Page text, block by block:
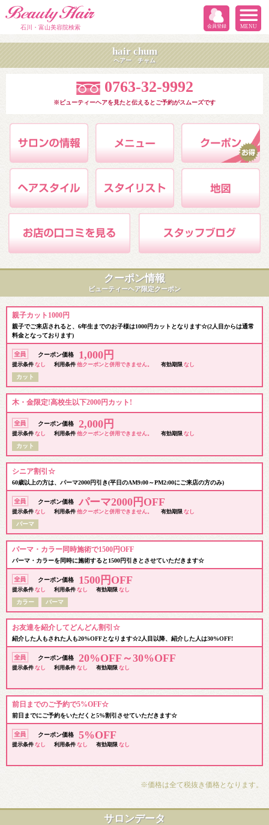
石川・富山美容院検索 MENU
会員登録
hair chum
ヘアー チャム
0763-32-9992
※ビューティーヘアを見たと伝えるとご予約がスムーズです
クーポン情報
ビューティーヘア限定クーポン
親子カット1000円
親子でご来店されると、6年生までのお子様は1000円カットとなります☆(2人目からは通常
料金となっております)
クーポン価格 1,000円
提示条件 なし 利用条件 他クーポンと併用できません。 有効期限 なし
カット
木・金限定!高校生以下2000円カット!
クーポン価格 2,000円
提示条件 なし 利用条件 他クーポンと併用できません。 有効期限 なし
カット
シニア割引☆
60歳以上の方は、パーマ2000円引き(平日のAM9:00～PM2:00にご来店の方のみ)
クーポン価格 パーマ2000円OFF
提示条件 なし 利用条件 他クーポンと併用できません。 有効期限 なし
パーマ
パーマ・カラー同時施術で1500円OFF
パーマ・カラーを同時に施術すると1500円引きとさせていただきます☆
クーポン価格 1500円OFF
提示条件 なし 利用条件 なし 有効期限 なし
カラー パーマ
お友達を紹介してどんどん割引☆
紹介した人もされた人も20%OFFとなります☆2人目以降、紹介した人は30%OFF!
クーポン価格 20%OFF～30%OFF
提示条件 なし 利用条件 なし 有効期限 なし
前日までのご予約で5%OFF☆
前日までにご予約をいただくと5%割引させていただきます☆
クーポン価格 5%OFF
提示条件 なし 利用条件 なし 有効期限 なし
※価格は全て税抜き価格となります。
サロンデータ